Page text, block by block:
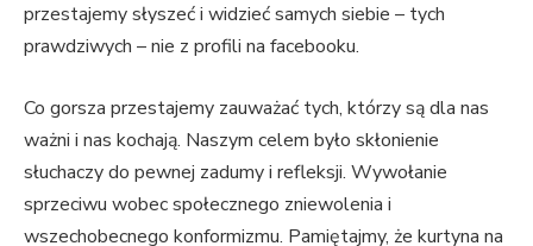
przestajemy słyszeć i widzieć samych siebie – tych
prawdziwych – nie z profili na facebooku.
Co gorsza przestajemy zauważać tych, którzy są dla nas
ważni i nas kochają. Naszym celem było skłonienie
słuchaczy do pewnej zadumy i refleksji. Wywołanie
sprzeciwu wobec społecznego zniewolenia i
wszechobecnego konformizmu. Pamiętajmy, że kurtyna na